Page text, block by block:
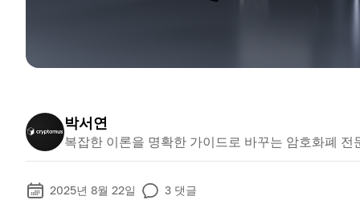
박서연
복잡한 이론을 명확한 가이드로 바꾸는 암호화폐 전
2025년 8월 22일 3 댓글